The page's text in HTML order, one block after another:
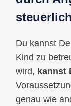
Du kannst
Kind zu
wird, kannst
genau wie